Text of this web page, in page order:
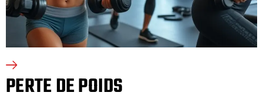
PERTE DE POIDS